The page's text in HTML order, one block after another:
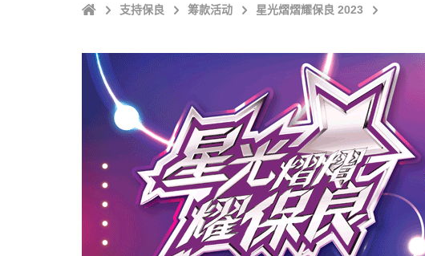
Home支持保良 筹款活动 星光熠熠耀保良 2023